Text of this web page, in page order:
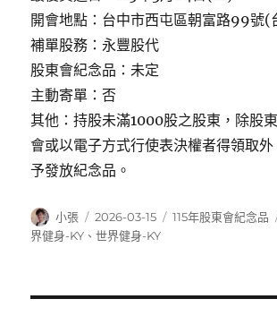
開會地點：台中市西屯區朝富路99號(
補單股務：永豐股代
股東會紀念品：未定
主動寄單：否
其他：持股未滿1000股之股東，除股
會或以電子方式行使表決權者得領取
予發放紀念品。
作
者
小張
發
佈
2026-03-15
分
115年股東會紀念品
界健身-KY 、世界健身-KY